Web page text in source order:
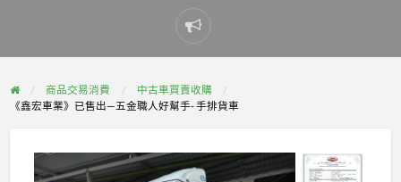
Report
problem
商品交易消費
中古車買賣收購
《鑫宏車業》已售出—五金職人好幫手- 手排貨車